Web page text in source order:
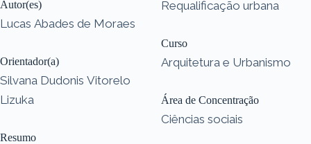
Autor(es)
Lucas Abades de Moraes
Orientador(a)
Silvana Dudonis Vitorelo
Lizuka
Resumo
Requalificação urbana
Curso
Arquitetura e Urbanismo
Área de Concentração
Ciências sociais